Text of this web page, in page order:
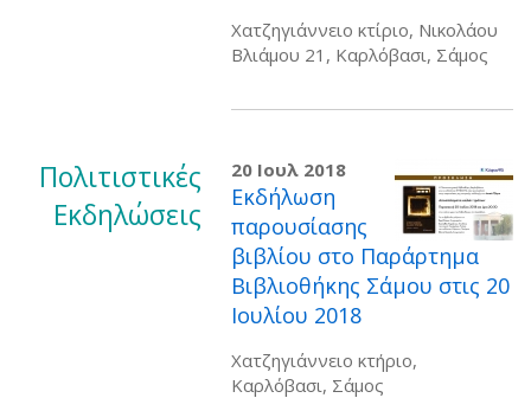
Χατζηγιάννειο κτίριο, Νικολάου
Βλιάμου 21, Καρλόβασι, Σάμος
Πολιτιστικές
Εκδηλώσεις
20 Ιουλ 2018
Εκδήλωση
παρουσίασης
βιβλίου στo Παράρτημα
Βιβλιοθήκης Σάμου στις 20
Ιουλίου 2018
Χατζηγιάννειο κτήριο,
Καρλόβασι, Σάμος